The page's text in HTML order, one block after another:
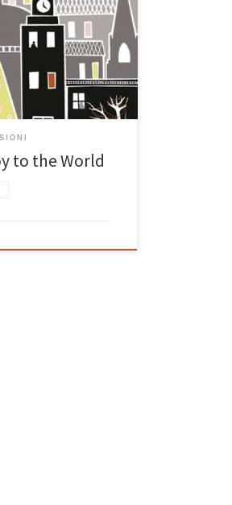
l’album Joy to the World
da non perdere in
da tutte le
di sfruttare il momento
Martini sono […]
to the World